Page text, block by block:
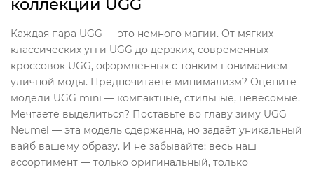
коллекции UGG
Каждая пара UGG — это немного магии. От мягких
классических угги UGG до дерзких, современных
кроссовок UGG, оформленных с тонким пониманием
уличной моды. Предпочитаете минимализм? Оцените
модели UGG mini — компактные, стильные, невесомые.
Мечтаете выделиться? Поставьте во главу зиму UGG
Neumel — эта модель сдержанна, но задаёт уникальный
вайб вашему образу. И не забывайте: весь наш
ассортимент — только оригинальный, только